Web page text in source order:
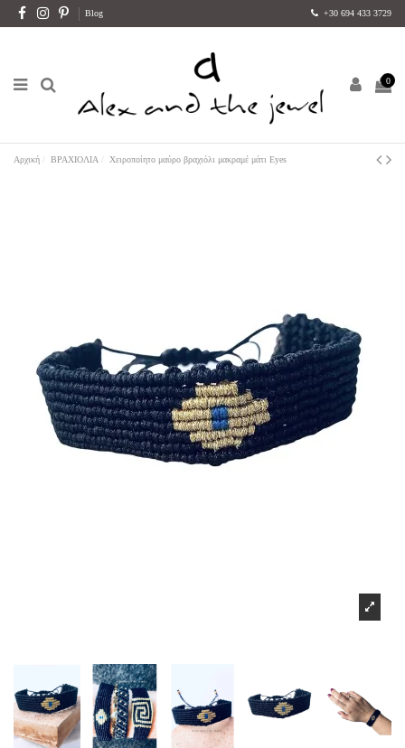
Blog +30 694 433 3729
0
Αρχική ΒΡΑΧΙΟΛΙΑ Χειροποίητο μαύρο βραχιόλι μακραμέ μάτι Eyes